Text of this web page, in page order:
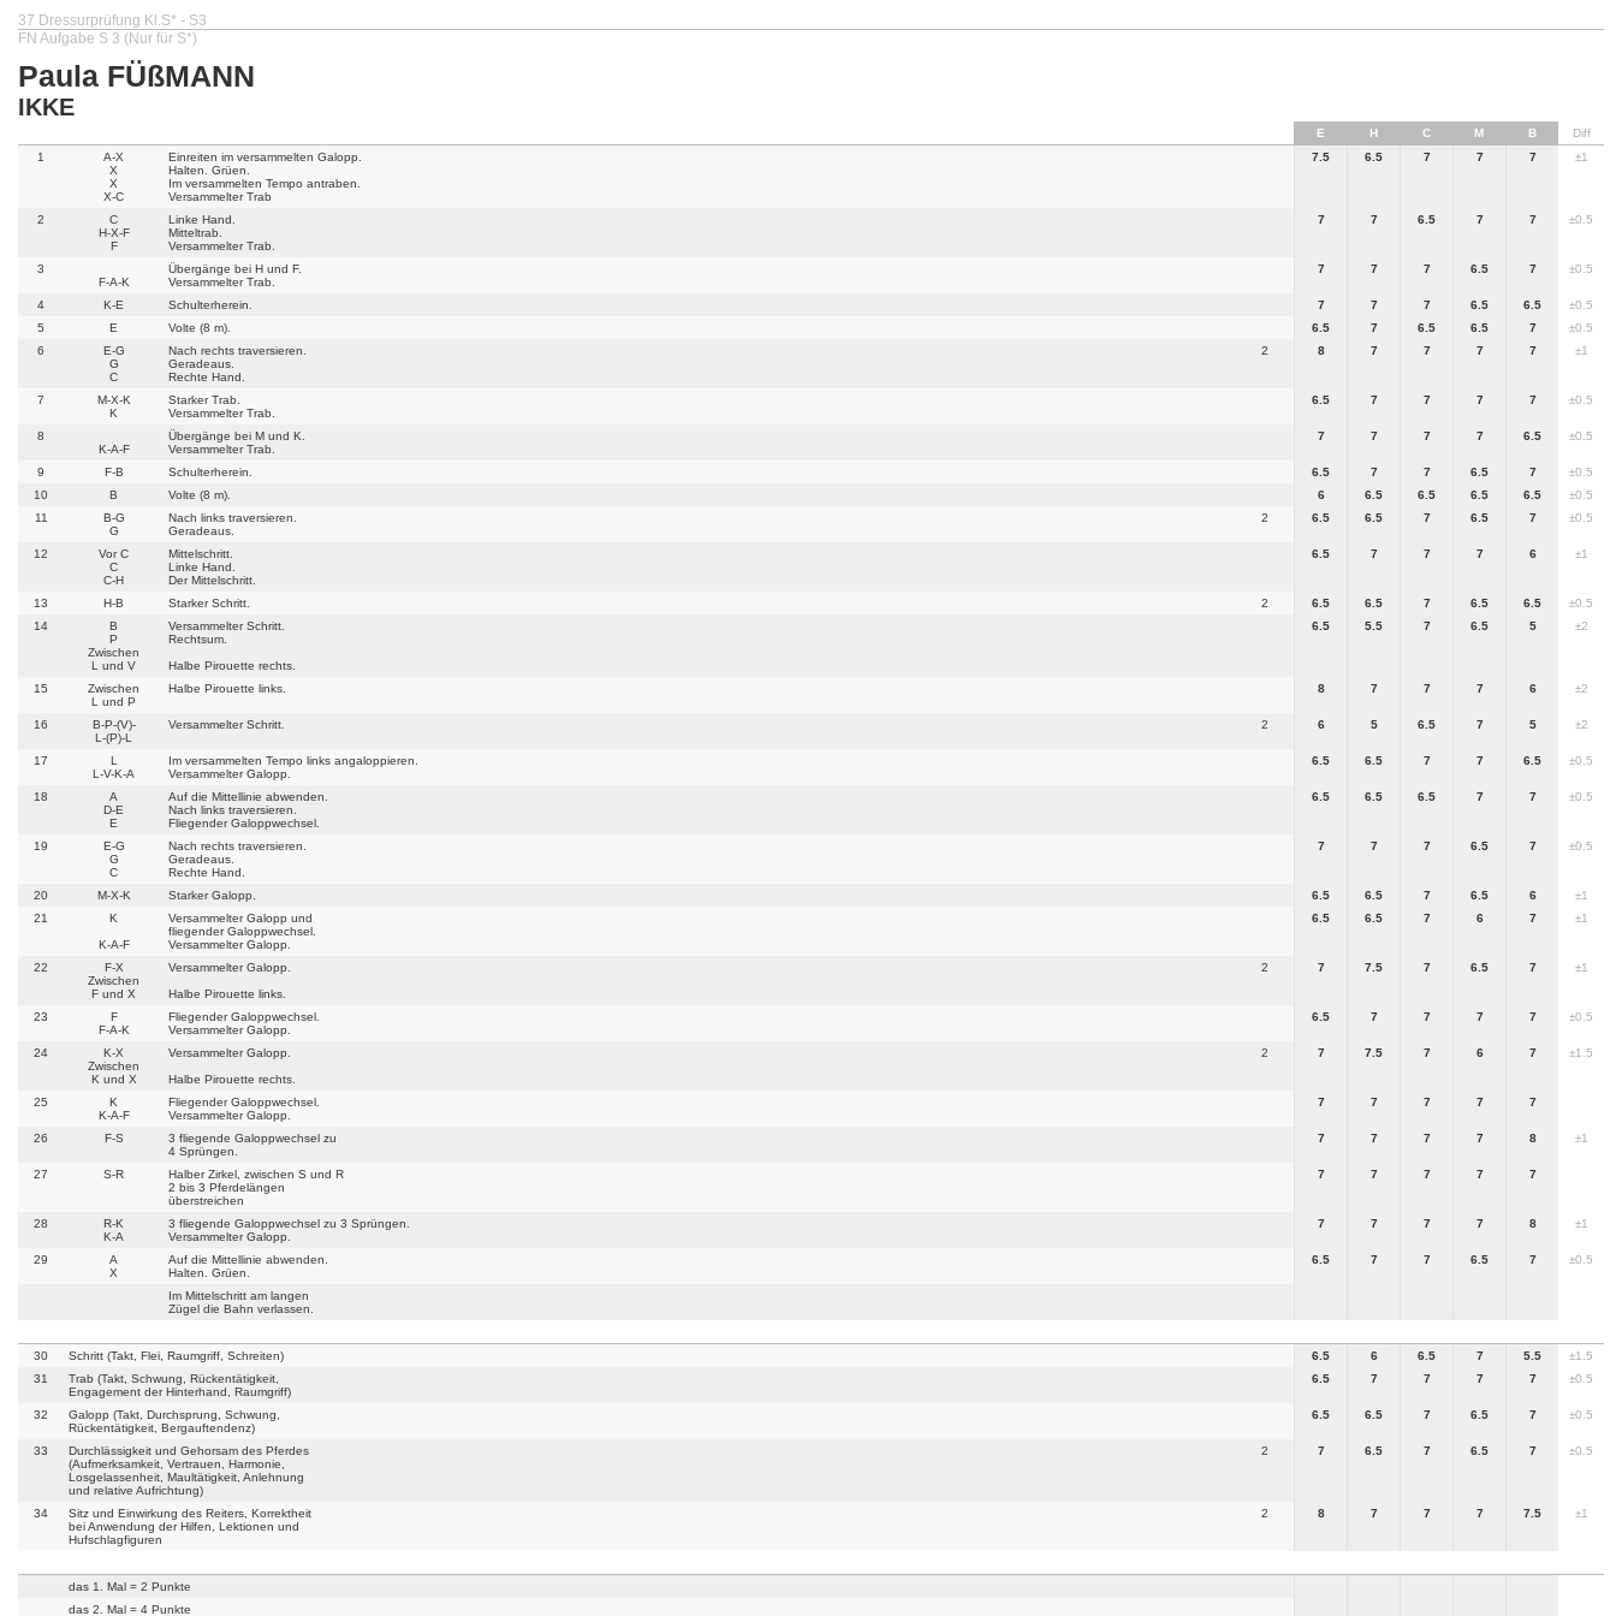
37 Dressurprüfung Kl.S* - S3
FN Aufgabe S 3 (Nur für S*)
Paula FÜßMANN
IKKE
E H C M B
Diff
1
A-X
X
X
X-C
Einreiten im versammelten Galopp.
Halten. Grüen.
Im versammelten Tempo antraben.
Versammelter Trab
7.5 6.5 7 7 7 ±1
2
C
H-X-F
F
Linke Hand.
Mitteltrab.
Versammelter Trab.
7 7 6.5 7 7 ±0.5
3
F-A-K
Übergänge bei H und F.
Versammelter Trab.
7 7 7 6.5 7 ±0.5
4 K-E Schulterherein. 7 7 7 6.5 6.5
±0.5
5
E Volte (8 m). 6.5 7 6.5 6.5 7
±0.5
6
E-G
G
C
Nach rechts traversieren.
Geradeaus.
Rechte Hand.
2 8 7 7 7 7 ±1
7
M-X-K
K
Starker Trab.
Versammelter Trab.
6.5 7 7 7 7 ±0.5
8
K-A-F
Übergänge bei M und K.
Versammelter Trab.
7 7 7 7 6.5 ±0.5
9 F-B Schulterherein. 6.5 7 7 6.5 7
±0.5
10
B Volte (8 m). 6 6.5 6.5 6.5 6.5
±0.5
11
B-G
G
Nach links traversieren.
Geradeaus.
2 6.5 6.5 7 6.5 7 ±0.5
12
Vor C
C
C-H
Mittelschritt.
Linke Hand.
Der Mittelschritt.
6.5 7 7 7 6 ±1
13 H-B Starker Schritt. 2 6.5 6.5 7 6.5 6.5
±0.5
14
B
P
Zwischen
L und V
Versammelter Schritt.
Rechtsum.
Halbe Pirouette rechts.
6.5 5.5 7 6.5 5 ±2
15
Zwischen
L und P
Halbe Pirouette links. 8 7 7 7 6 ±2
16
B-P-(V)-
L-(P)-L
Versammelter Schritt. 2 6 5 6.5 7 5 ±2
17
L
L-V-K-A
Im versammelten Tempo links angaloppieren.
Versammelter Galopp.
6.5 6.5 7 7 6.5 ±0.5
18
A
D-E
E
Auf die Mittellinie abwenden.
Nach links traversieren.
Fliegender Galoppwechsel.
6.5 6.5 6.5 7 7 ±0.5
19
E-G
G
C
Nach rechts traversieren.
Geradeaus.
Rechte Hand.
7 7 7 6.5 7 ±0.5
20 M-X-K Starker Galopp. 6.5 6.5 7 6.5 6
±1
21
K
K-A-F
Versammelter Galopp und
fliegender Galoppwechsel.
Versammelter Galopp.
6.5 6.5 7 6 7 ±1
22
F-X
Zwischen
F und X
Versammelter Galopp.
Halbe Pirouette links.
2 7 7.5 7 6.5 7 ±1
23
F
F-A-K
Fliegender Galoppwechsel.
Versammelter Galopp.
6.5 7 7 7 7 ±0.5
24
K-X
Zwischen
K und X
Versammelter Galopp.
Halbe Pirouette rechts.
2 7 7.5 7 6 7 ±1.5
25
K
K-A-F
Fliegender Galoppwechsel.
Versammelter Galopp.
7 7 7 7 7
26 F-S
3 fliegende Galoppwechsel zu
4 Sprüngen.
7 7 7 7 8 ±1
27 S-R
Halber Zirkel, zwischen S und R
2 bis 3 Pferdelängen
überstreichen
7 7 7 7 7
28
R-K
K-A
3 fliegende Galoppwechsel zu 3 Sprüngen.
Versammelter Galopp.
7 7 7 7 8 ±1
29
A
X
Auf die Mittellinie abwenden.
Halten. Grüen.
6.5 7 7 6.5 7 ±0.5
Im Mittelschritt am langen
Zügel die Bahn verlassen.
30 Schritt (Takt, Flei, Raumgriff, Schreiten) 6.5 6 6.5 7 5.5
±1.5
31
Trab (Takt, Schwung, Rückentätigkeit,
Engagement der Hinterhand, Raumgriff)
6.5 7 7 7 7 ±0.5
32
Galopp (Takt, Durchsprung, Schwung,
Rückentätigkeit, Bergauftendenz)
6.5 6.5 7 6.5 7 ±0.5
33
Durchlässigkeit und Gehorsam des Pferdes
(Aufmerksamkeit, Vertrauen, Harmonie,
Losgelassenheit, Maultätigkeit, Anlehnung
und relative Aufrichtung)
2 7 6.5 7 6.5 7 ±0.5
34
Sitz und Einwirkung des Reiters, Korrektheit
bei Anwendung der Hilfen, Lektionen und
Hufschlagfiguren
2 8 7 7 7 7.5 ±1
das 1. Mal = 2 Punkte
das 2. Mal = 4 Punkte